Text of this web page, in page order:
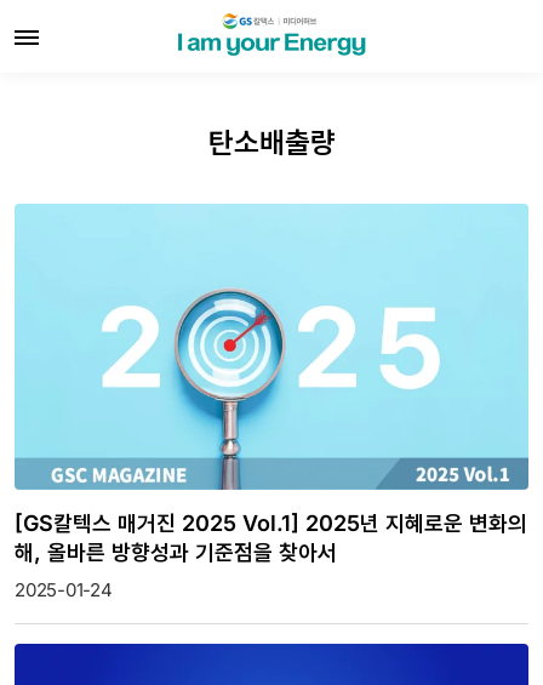
탄소배출량
[GS칼텍스 매거진 2025 Vol.1] 2025년 지혜로운 변화의
해, 올바른 방향성과 기준점을 찾아서
2025-01-24